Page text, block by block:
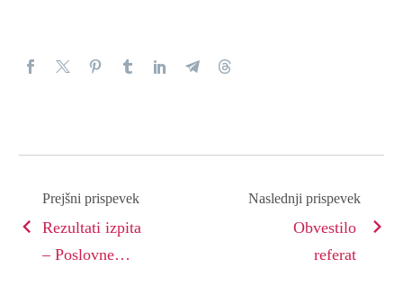
Prejšni prispevek
Rezultati izpita
– Poslovne
Naslednji prispevek
Obvestilo
referat